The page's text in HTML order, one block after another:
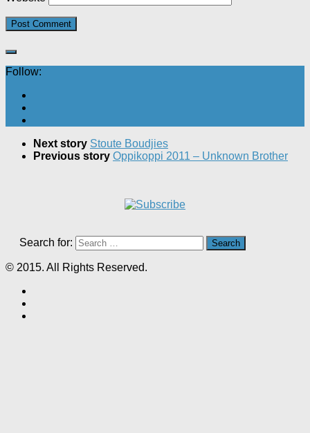
Follow:
Next story Stoute Boudjies
Previous story Oppikoppi 2011 – Unknown Brother
Search for:
© 2015. All Rights Reserved.